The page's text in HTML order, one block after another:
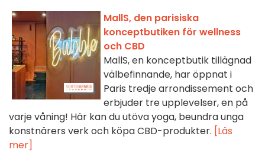
MallS, den parisiska
konceptbutiken för wellness
och CBD
MallS, en konceptbutik tillägnad
välbefinnande, har öppnat i
Paris tredje arrondissement och
erbjuder tre upplevelser, en på
varje våning! Här kan du utöva yoga, beundra unga
konstnärers verk och köpa CBD-produkter. [Läs
mer]